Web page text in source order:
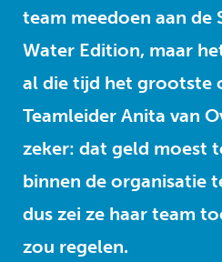
team meedoen aan de
Water Edition, maar
al die tijd het grootste
Teamleider Anita van
zeker: dat geld moest
binnen de organisatie
dus zei ze haar team
zou regelen.